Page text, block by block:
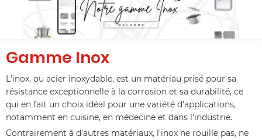
Gamme Inox
L'inox, ou acier inoxydable, est un matériau prisé pour sa
résistance exceptionnelle à la corrosion et sa durabilité, ce
qui en fait un choix idéal pour une variété d'applications,
notamment en cuisine, en médecine et dans l'industrie.
Contrairement à d'autres matériaux, l'inox ne rouille pas, ne